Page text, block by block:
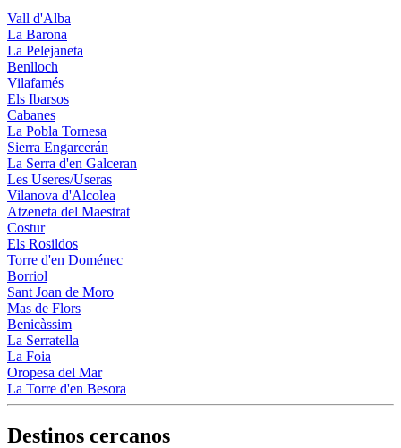
Vall d'Alba
La Barona
La Pelejaneta
Benlloch
Vilafamés
Els Ibarsos
Cabanes
La Pobla Tornesa
Sierra Engarcerán
La Serra d'en Galceran
Les Useres/Useras
Vilanova d'Alcolea
Atzeneta del Maestrat
Costur
Els Rosildos
Torre d'en Doménec
Borriol
Sant Joan de Moro
Mas de Flors
Benicàssim
La Serratella
La Foia
Oropesa del Mar
La Torre d'en Besora
Destinos cercanos